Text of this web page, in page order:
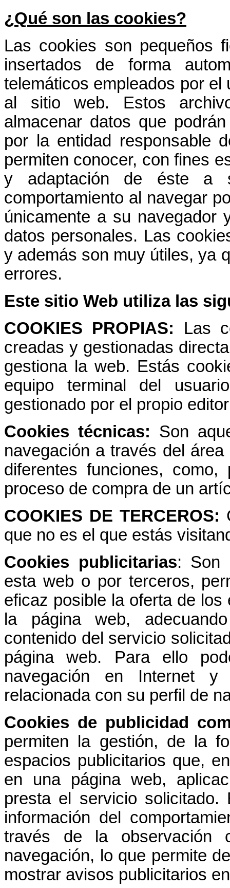
¿Qué son las cookies?
Las cookies son pequeños
insertados de forma
telemáticos empleados por
al sitio web. Estos
almacenar datos que
por la entidad responsable
permiten conocer, con fines
y adaptación de éste a
comportamiento al navegar
únicamente a su navegador
datos personales. Las
y además son muy útiles, ya
errores.
Este sitio Web utiliza las
COOKIES PROPIAS: Las
creadas y gestionadas
gestiona la web. Estás
equipo terminal del
gestionado por el propio
Cookies técnicas: Son
navegación a través del
diferentes funciones,
proceso de compra de un
COOKIES DE TERCEROS:
que no es el que estás
Cookies publicitarias: Son
esta web o por terceros,
eficaz posible la oferta de
la página web,
contenido del servicio
página web. Para ello
navegación en Internet y
relacionada con su perfil de
Cookies de publicidad
permiten la gestión, de la
espacios publicitarios que,
en una página web,
presta el servicio
información del
través de la observación
navegación, lo que permite
mostrar avisos publicitarios